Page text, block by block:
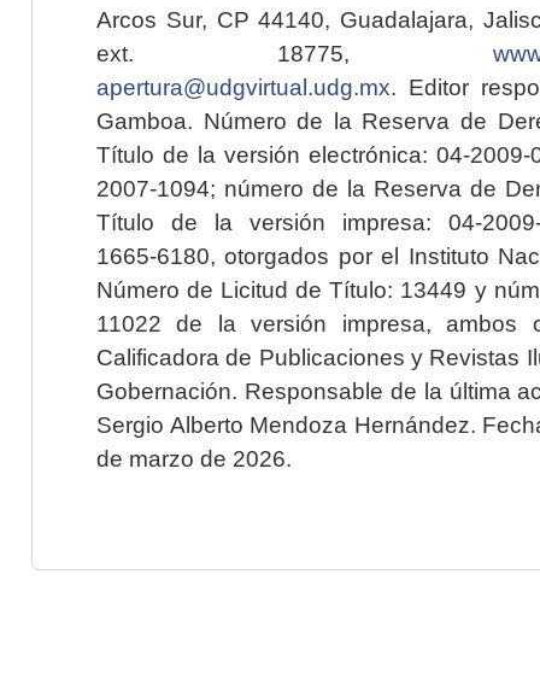
Arcos Sur, CP 44140, Guadalajara,
ext. 18775,
apertura@udgvirtual.udg.mx. Editor
Gamboa. Número de la Reserva de
Título de la versión electrónica: 04-2009-
2007-1094; número de la Reserva de
Título de la versión impresa: 04-2009-
1665-6180, otorgados por el Instituto
Número de Licitud de Título: 13449 y
11022 de la versión impresa, ambos
Calificadora de Publicaciones y Revistas
Gobernación. Responsable de la última
Sergio Alberto Mendoza Hernández.
de marzo de 2026.